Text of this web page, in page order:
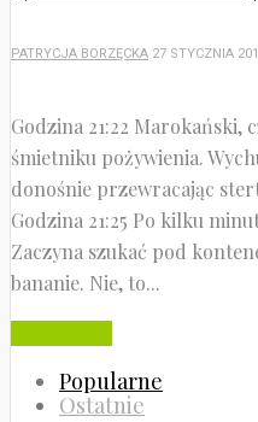
PATRYCJA BORZĘCKA 27 STYCZNIA
Godzina 21:22 Marokański,
śmietniku pożywienia.
donośnie przewracając
Godzina 21:25 Po kilku
Zaczyna szukać pod
bananie. Nie, to...
Popularne
Ostatnie